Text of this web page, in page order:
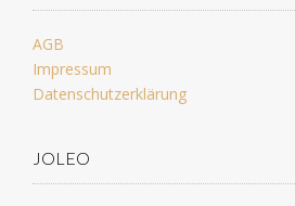
AGB
Impressum
Datenschutzerklärung
JOLEO